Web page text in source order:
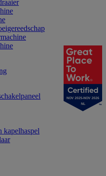
kapelhaspel
NOV 2025-NOV 2026
NL